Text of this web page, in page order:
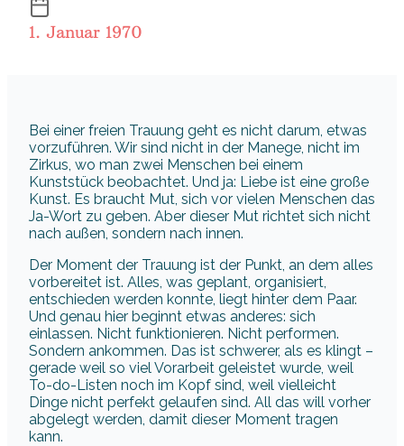
1. Januar 1970
Bei einer freien Trauung geht es nicht darum, etwas
vorzuführen. Wir sind nicht in der Manege, nicht im
Zirkus, wo man zwei Menschen bei einem
Kunststück beobachtet. Und ja: Liebe ist eine große
Kunst. Es braucht Mut, sich vor vielen Menschen das
Ja-Wort zu geben. Aber dieser Mut richtet sich nicht
nach außen, sondern nach innen.
Der Moment der Trauung ist der Punkt, an dem alles
vorbereitet ist. Alles, was geplant, organisiert,
entschieden werden konnte, liegt hinter dem Paar.
Und genau hier beginnt etwas anderes: sich
einlassen. Nicht funktionieren. Nicht performen.
Sondern ankommen. Das ist schwerer, als es klingt –
gerade weil so viel Vorarbeit geleistet wurde, weil
To-do-Listen noch im Kopf sind, weil vielleicht
Dinge nicht perfekt gelaufen sind. All das will vorher
abgelegt werden, damit dieser Moment tragen
kann.